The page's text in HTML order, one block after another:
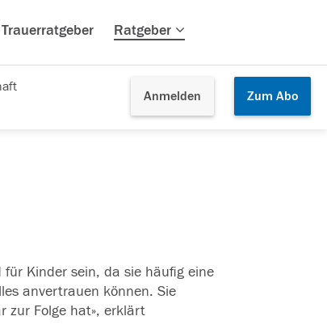
Ratgeber
Anmelden Zum Abo
für Kinder sein, da sie häufig eine
anvertrauen können. Sie
zur Folge hat», erklärt